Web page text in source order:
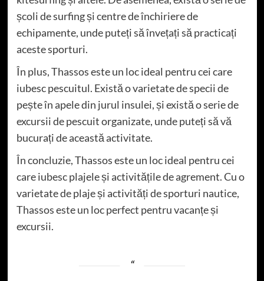
școli de surfing și centre de închiriere de
echipamente, unde puteți să învețați să practicați
aceste sporturi.
În plus, Thassos este un loc ideal pentru cei care
iubesc pescuitul. Există o varietate de specii de
pește în apele din jurul insulei, și există o serie de
excursii de pescuit organizate, unde puteți să vă
bucurați de această activitate.
În concluzie, Thassos este un loc ideal pentru cei
care iubesc plajele și activitățile de agrement. Cu o
varietate de plaje și activități de sporturi nautice,
Thassos este un loc perfect pentru vacanțe și
excursii.